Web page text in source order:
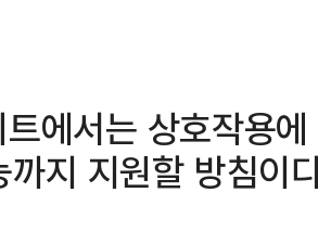
에서는 상호작용
지 지원할 방침이